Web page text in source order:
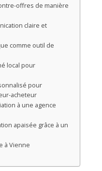
offres de manière
claire et
comme outil de
local pour
pour
acheteur
à une agence
apaisée grâce à un
à Vienne